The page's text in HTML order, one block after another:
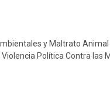
y Maltrato Animal
Política Contra las